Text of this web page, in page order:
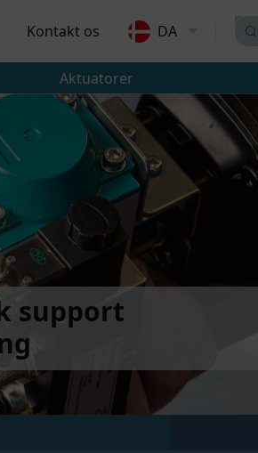
Kontakt os DA
Aktuatorer
support